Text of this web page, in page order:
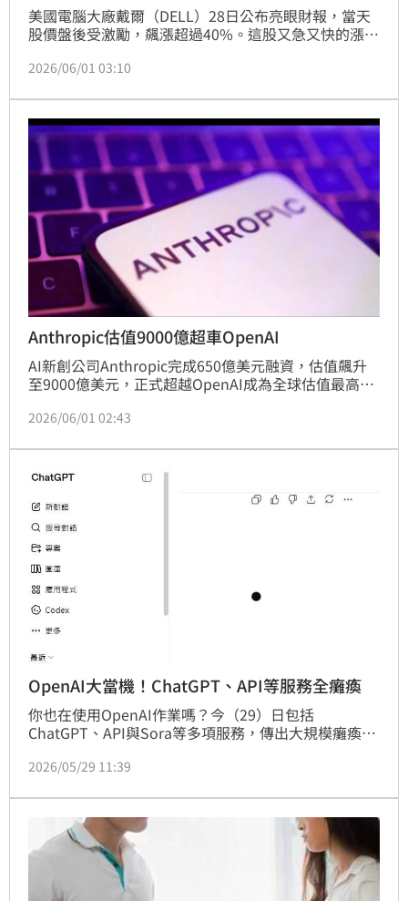
美國電腦大廠戴爾（DELL）28日公布亮眼財報，當天
股價盤後受激勵，飆漲超過40%。這股又急又快的漲
Gemini這三大AI模型不約而同都預測，戴爾6月30日股
335.45美元位置。
2026/06/01 03:10
Anthropic估值9000億超車OpenAI
AI新創公司Anthropic完成650億美元融資，估值飆升
至9000億美元，正式超越OpenAI成為全球估值最高AI
的高度認可。成立僅五年的Anthropic年化營收已突破
OpenAI與SpaceX調整策略因應，也凸顯出全球AI競爭
進入白熱化階段。
2026/06/01 02:43
OpenAI大當機！ChatGPT、API等服務全癱瘓
你也在使用OpenAI作業嗎？今（29）日包括
ChatGPT、API與Sora等多項服務，傳出大規模癱瘓。
中斷原因，仍待官方進一步公告與說明。
2026/05/29 11:39